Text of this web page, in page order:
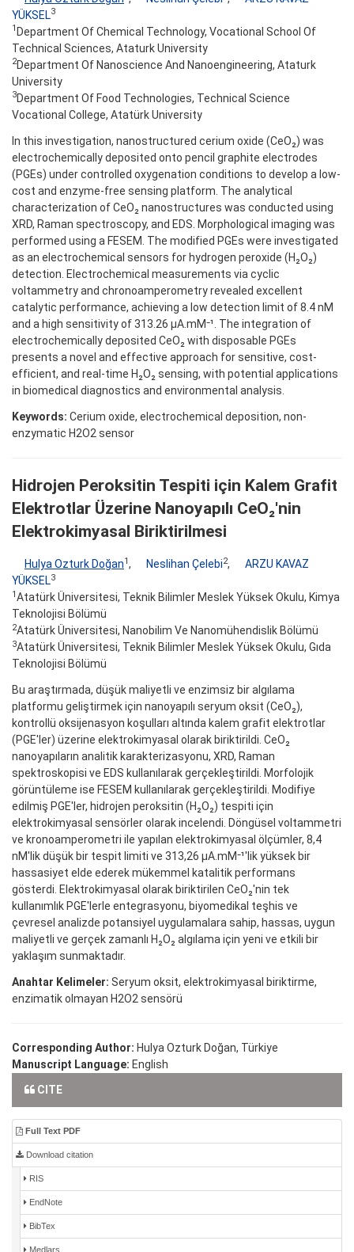
YÜKSEL3
1 Department Of Chemical Technology, Vocational School Of
Technical Sciences, Ataturk University
2Department Of Nanoscience And Nanoengineering, Ataturk
University
3Department Of Food Technologies, Technical Science
Vocational College, Atatürk University
In this investigation, nanostructured cerium oxide (CeO₂) was
electrochemically deposited onto pencil graphite electrodes
(PGEs) under controlled oxygenation conditions to develop a low-
cost and enzyme-free sensing platform. The analytical
characterization of CeO₂ nanostructures was conducted using
XRD, Raman spectroscopy, and EDS. Morphological imaging was
performed using a FESEM. The modified PGEs were investigated
as an electrochemical sensors for hydrogen peroxide (H₂O₂)
detection. Electrochemical measurements via cyclic
voltammetry and chronoamperometry revealed excellent
catalytic performance, achieving a low detection limit of 8.4 nM
and a high sensitivity of 313.26 μA.mM⁻¹. The integration of
electrochemically deposited CeO₂ with disposable PGEs
presents a novel and effective approach for sensitive, cost-
efficient, and real-time H₂O₂ sensing, with potential applications
in biomedical diagnostics and environmental analysis.
Keywords: Cerium oxide, electrochemical deposition, non-
enzymatic H2O2 sensor
Hidrojen Peroksitin Tespiti için Kalem Grafit
Elektrotlar Üzerine Nanoyapılı CeO₂'nin
Elektrokimyasal Biriktirilmesi
Hulya Ozturk Doğan1, Neslihan Çelebi2,
ARZU KAVAZ
YÜKSEL3
1Atatürk Üniversitesi, Teknik Bilimler Meslek Yüksek Okulu, Kimya
Teknolojisi Bölümü
2Atatürk Üniversitesi, Nanobilim Ve Nanomühendislik Bölümü
3Atatürk Üniversitesi, Teknik Bilimler Meslek Yüksek Okulu, Gıda
Teknolojisi Bölümü
Bu araştırmada, düşük maliyetli ve enzimsiz bir algılama
platformu geliştirmek için nanoyapılı seryum oksit (CeO₂),
kontrollü oksijenasyon koşulları altında kalem grafit elektrotlar
(PGE'ler) üzerine elektrokimyasal olarak biriktirildi. CeO₂
nanoyapıların analitik karakterizasyonu, XRD, Raman
spektroskopisi ve EDS kullanılarak gerçekleştirildi. Morfolojik
görüntüleme ise FESEM kullanılarak gerçekleştirildi. Modifiye
edilmiş PGE'ler, hidrojen peroksitin (H₂O₂) tespiti için
elektrokimyasal sensörler olarak incelendi. Döngüsel voltammetri
ve kronoamperometri ile yapılan elektrokimyasal ölçümler, 8,4
nM'lik düşük bir tespit limiti ve 313,26 μA.mM⁻¹'lik yüksek bir
hassasiyet elde ederek mükemmel katalitik performans
gösterdi. Elektrokimyasal olarak biriktirilen CeO₂'nin tek
kullanımlık PGE'lerle entegrasyonu, biyomedikal teşhis ve
çevresel analizde potansiyel uygulamalara sahip, hassas, uygun
maliyetli ve gerçek zamanlı H₂O₂ algılama için yeni ve etkili bir
yaklaşım sunmaktadır.
Anahtar Kelimeler: Seryum oksit, elektrokimyasal biriktirme,
enzimatik olmayan H2O2 sensörü
Corresponding Author: Hulya Ozturk Doğan, Türkiye
Manuscript Language: English
CITE
Full Text PDF
Download citation
RIS
EndNote
BibTex
Medlars